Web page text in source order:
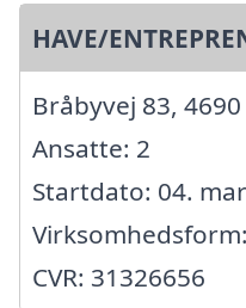
HAVE/
Bråbyvej 83,
Ansatte: 2
Startdato: 04.
CVR: 31326656